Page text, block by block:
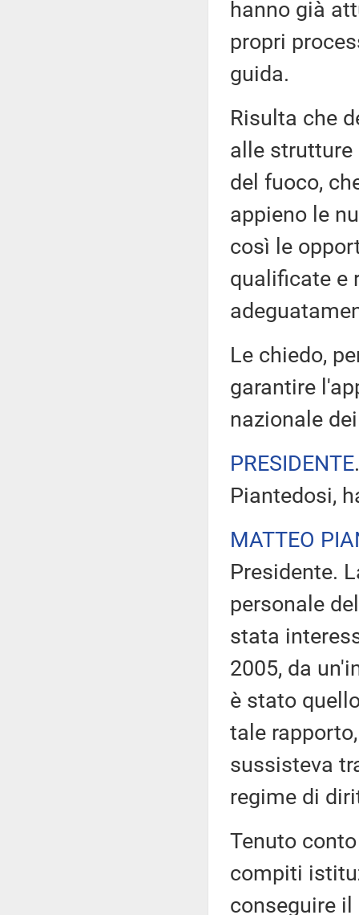
hanno già
propri
guida.
Risulta che
alle strutture
del fuoco,
appieno le
così le
qualificate e
Le chiedo,
garantire
nazionale
PRESIDENTE
Piantedosi,
MATTEO
Presidente.
personale
stata
2005, da
è stato
tale
sussisteva
regime di
Tenuto
compiti
conseguire